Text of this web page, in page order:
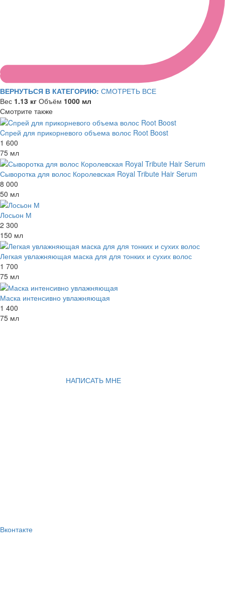
ВЕРНУТЬСЯ В КАТЕГОРИЮ: СМОТРЕТЬ ВСЕ
Вес 1.13 кг Объём 1000 мл
Смотрите также
Cпрей для прикорневого объема волос Root Boost
1 600
75 мл
Сыворотка для волос Королевская Royal Tribute Hair Serum
8 000
50 мл
Лосьон М
2 300
150 мл
Легкая увлажняющая маска для для тонких и сухих волос
1 700
75 мл
Маска интенсивно увлажняющая
1 400
75 мл
НАПИСАТЬ МНЕ
Вконтакте